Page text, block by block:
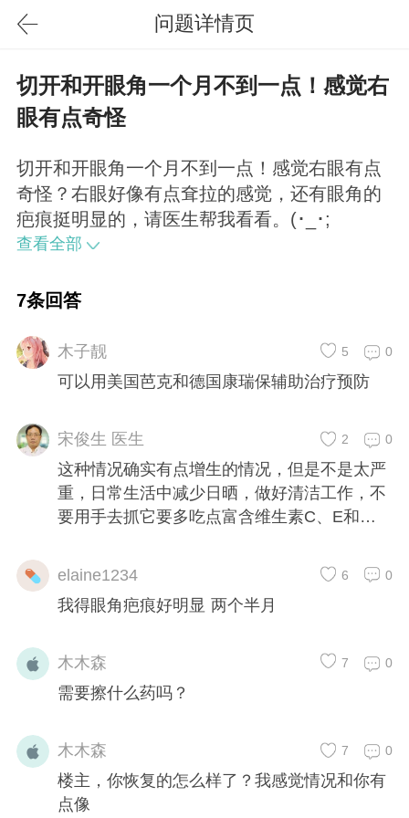
问题详情页
切开和开眼角一个月不到一点！感觉右
眼有点奇怪
切开和开眼角一个月不到一点！感觉右眼有点
奇怪？右眼好像有点耷拉的感觉，还有眼角的
疤痕挺明显的，请医生帮我看看。(･_･;
查看全部
7条回答
木子靓 0
5
可以用美国芭克和德国康瑞保辅助治疗预防
宋俊生 医生 0
2
这种情况确实有点增生的情况，但是不是太严
重，日常生活中减少日晒，做好清洁工作，不
要用手去抓它要多吃点富含维生素C、E和人
改善表皮代谢功能。
elaine1234 0
6
我得眼角疤痕好明显 两个半月
木木森 0
7
需要擦什么药吗？
木木森 0
7
楼主，你恢复的怎么样了？我感觉情况和你有
点像